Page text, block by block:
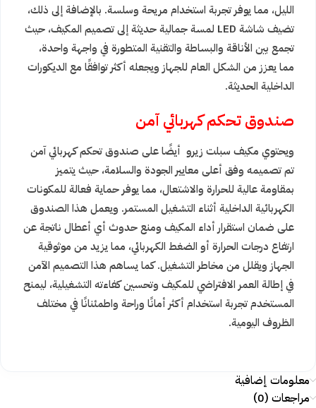
الليل، مما يوفر تجربة استخدام مريحة وسلسة. بالإضافة إلى ذلك،
تضيف شاشة LED لمسة جمالية حديثة إلى تصميم المكيف، حيث
تجمع بين الأناقة والبساطة والتقنية المتطورة في واجهة واحدة،
مما يعزز من الشكل العام للجهاز ويجعله أكثر توافقًا مع الديكورات
الداخلية الحديثة.
صندوق تحكم كهربائي آمن
ويحتوي مكيف سبلت زيرو أيضًا على صندوق تحكم كهربائي آمن
تم تصميمه وفق أعلى معايير الجودة والسلامة، حيث يتميز
بمقاومة عالية للحرارة والاشتعال، مما يوفر حماية فعالة للمكونات
الكهربائية الداخلية أثناء التشغيل المستمر. ويعمل هذا الصندوق
على ضمان استقرار أداء المكيف ومنع حدوث أي أعطال ناتجة عن
ارتفاع درجات الحرارة أو الضغط الكهربائي، مما يزيد من موثوقية
الجهاز ويقلل من مخاطر التشغيل. كما يساهم هذا التصميم الآمن
في إطالة العمر الافتراضي للمكيف وتحسين كفاءته التشغيلية، ليمنح
المستخدم تجربة استخدام أكثر أمانًا وراحة واطمئنانًا في مختلف
الظروف اليومية.
معلومات إضافية
مراجعات (0)